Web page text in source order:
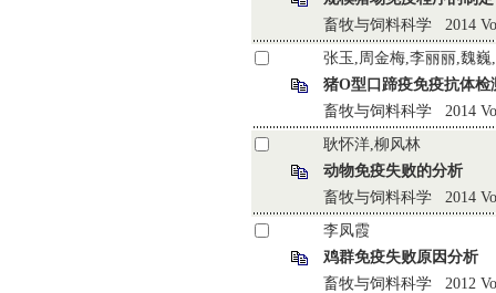
畜牧与饲料科学 2014
张玉,周金梅,李丽丽,魏巍
猪O型口蹄疫免疫抗体检
畜牧与饲料科学 2014
耿怀洋,柳风林
动物免疫失败的分析
畜牧与饲料科学 2014
李凤霞
鸡群免疫失败原因分析
畜牧与饲料科学 2012